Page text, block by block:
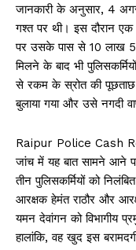
जानकारी के अनुसार, 4 अगस्त
गश्त पर थी। इस दौरान एक
पर उसके पास से 10 लाख
मिलने के बाद भी
से रकम के स्रोत की पूछताछ
बुलाया गया और उसे नगदी
Raipur Police Cash
जांच में यह बात सामने आने
तीन पुलिसकर्मियों को
आरक्षक हेमंत राठौर और
यमन देवांगन को विभागीय
हालांकि, वह खुद इस